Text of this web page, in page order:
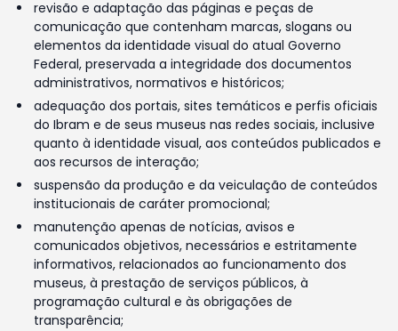
revisão e adaptação das páginas e peças de
comunicação que contenham marcas, slogans ou
elementos da identidade visual do atual Governo
Federal, preservada a integridade dos documentos
administrativos, normativos e históricos;
adequação dos portais, sites temáticos e perfis oficiais
do Ibram e de seus museus nas redes sociais, inclusive
quanto à identidade visual, aos conteúdos publicados e
aos recursos de interação;
suspensão da produção e da veiculação de conteúdos
institucionais de caráter promocional;
manutenção apenas de notícias, avisos e
comunicados objetivos, necessários e estritamente
informativos, relacionados ao funcionamento dos
museus, à prestação de serviços públicos, à
programação cultural e às obrigações de
transparência;